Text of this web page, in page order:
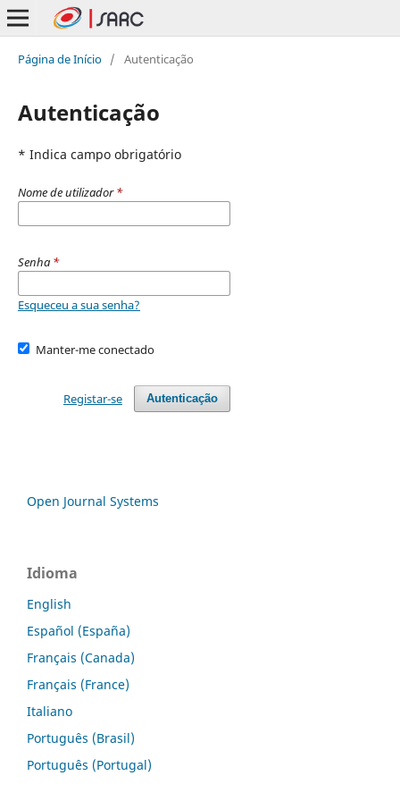
Página de Início / Autenticação
Autenticação
* Indica campo obrigatório
Nome de utilizador*
Senha *
Esqueceu a sua senha?
Manter-me conectado
Autenticação
Registar-se
Open Journal Systems
Idioma
English
Español (España)
Français (Canada)
Français (France)
Italiano
Português (Brasil)
Português (Portugal)